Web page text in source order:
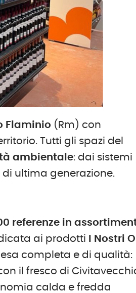
Flaminio (Rm) con
Tutti gli spazi del
ambientale: dai sistemi
ultima generazione.
referenze in
ai prodotti
I Nostri
completa e di qualità:
il fresco di
calda e fredda